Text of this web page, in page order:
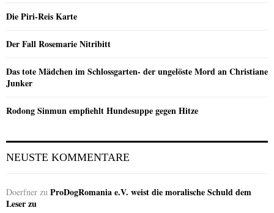
Die Piri-Reis Karte
Der Fall Rosemarie Nitribitt
Das tote Mädchen im Schlossgarten- der ungelöste Mord an Christiane
Junker
Rodong Sinmun empfiehlt Hundesuppe gegen Hitze
NEUSTE KOMMENTARE
Doerfner zu ProDogRomania e.V. weist die moralische Schuld dem
Leser zu